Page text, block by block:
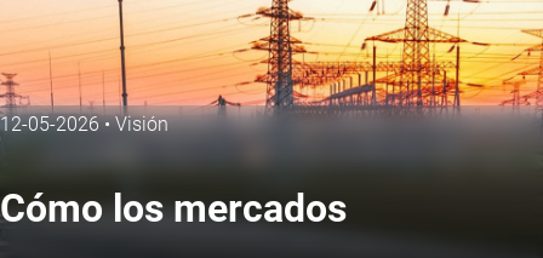
12-05-2026•Visión
Cómo los mercados